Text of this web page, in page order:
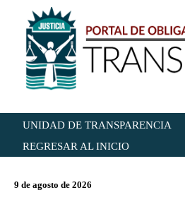
UNIDAD DE TRANSPARENCIA
REGRESAR AL INICIO
9 de agosto de 2026